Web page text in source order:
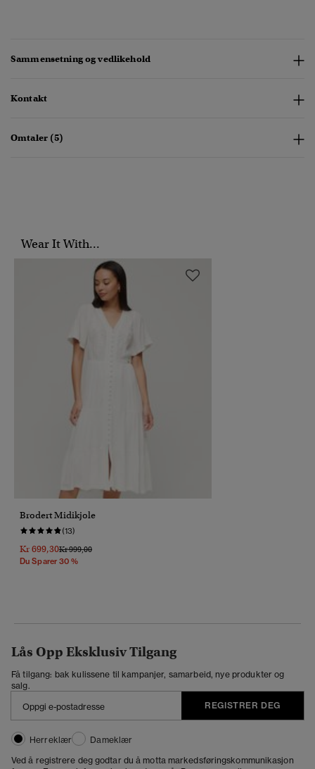
Sammensetning og vedlikehold
Kontakt
Omtaler (5)
Wear It With...
Brodert Midikjole
(13)
Kr 699,30Pris Nedsatt Fra
Kr 999,00Til
Du Sparer 30 %
Lås Opp Eksklusiv Tilgang
Få tilgang: bak kulissene til kampanjer, samarbeid, nye produkter og
salg.
REGISTRER DEG
Herreklær
Dameklær
Ved å registrere deg godtar du å motta markedsføringskommunikasjon